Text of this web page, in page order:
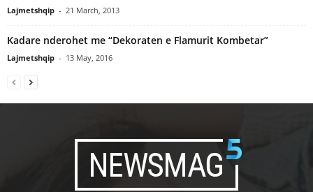
Lajmetshqip - 21 March, 2013
Kadare nderohet me “Dekoraten e Flamurit Kombetar”
Lajmetshqip - 13 May, 2016